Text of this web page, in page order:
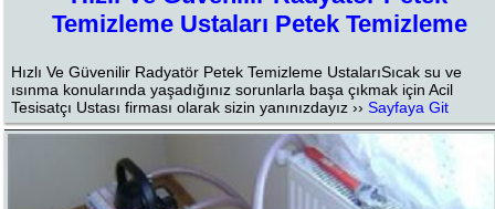
Temizleme Ustaları Petek Temizleme
Hızlı Ve Güvenilir Radyatör Petek Temizleme UstalarıSıcak su ve
ısınma konularında yaşadığınız sorunlarla başa çıkmak için Acil
Tesisatçı Ustası firması olarak sizin yanınızdayız ››Sayfaya Git